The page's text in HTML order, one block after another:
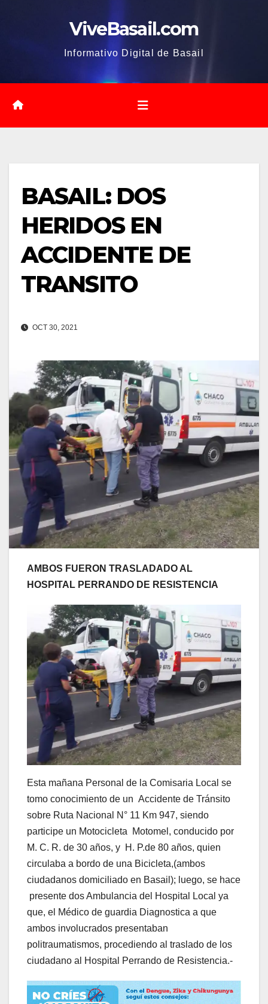
ViveBasail.com
Informativo Digital de Basail
BASAIL: DOS
HERIDOS EN
ACCIDENTE DE
TRANSITO
OCT 30, 2021
AMBOS FUERON TRASLADADO AL
HOSPITAL PERRANDO DE RESISTENCIA
Esta mañana Personal de la Comisaria Local se
tomo conocimiento de un Accidente de Tránsito
sobre Ruta Nacional N° 11 Km 947, siendo
participe un Motocicleta Motomel, conducido por
M. C. R. de 30 años, y H. P.de 80 años, quien
circulaba a bordo de una Bicicleta,(ambos
ciudadanos domiciliado en Basail); luego, se hace
presente dos Ambulancia del Hospital Local ya
que, el Médico de guardia Diagnostica a que
ambos involucrados presentaban
politraumatismos, procediendo al traslado de los
ciudadano al Hospital Perrando de Resistencia.-